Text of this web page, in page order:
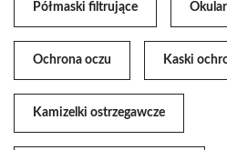
Półmaski filtrujące
Ochrona oczu Kaski
Kamizelki ostrzegawcze